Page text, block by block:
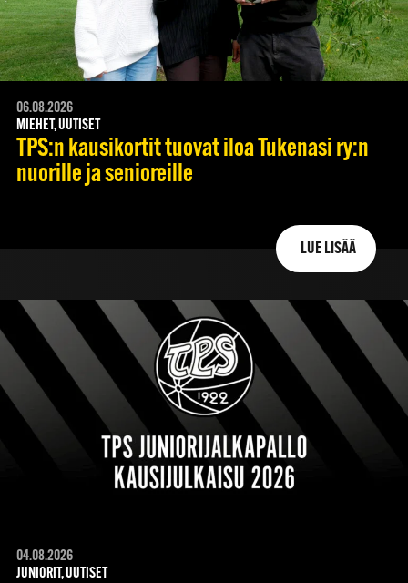
06.08.2026
MIEHET, UUTISET
TPS:n kausikortit tuovat iloa Tukenasi ry:n
nuorille ja senioreille
LUE LISÄÄ
04.08.2026
JUNIORIT, UUTISET